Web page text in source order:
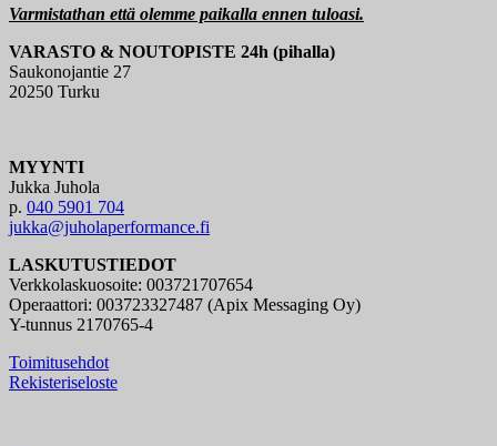
Varmistathan että olemme paikalla ennen tuloasi.
VARASTO & NOUTOPISTE 24h (pihalla)
Saukonojantie 27
20250 Turku
MYYNTI
Jukka Juhola
p. 040 5901 704
jukka@juholaperformance.fi
LASKUTUSTIEDOT
Verkkolaskuosoite: 003721707654
Operaattori: 003723327487 (Apix Messaging Oy)
Y-tunnus 2170765-4
Toimitusehdot
Rekisteriseloste